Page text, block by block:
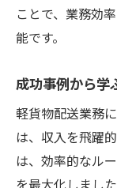
ことで、業務効
能です。
成功事例から学
軽貨物配送業務
は、収入を飛躍
は、効率的なル
を最大化しまし